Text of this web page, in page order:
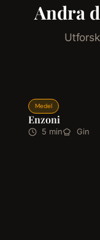
Andra
Medel
Enzoni
5 min Gin